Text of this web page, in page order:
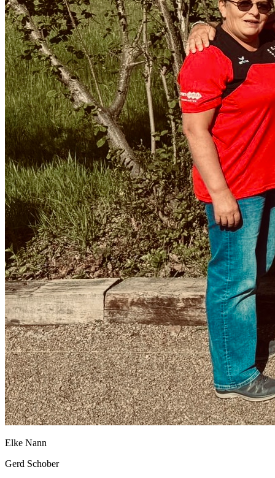
Elke Nann
Gerd Schober